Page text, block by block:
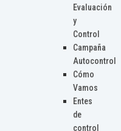
Evaluación
y
Control
Campaña
Autocontrol
Cómo
Vamos
Entes
de
control